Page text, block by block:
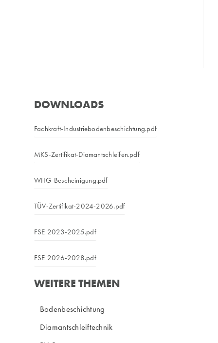
DOWNLOADS
Fachkraft-Industriebodenbeschichtung.pdf
MKS-Zertifikat-Diamantschleifen.pdf
WHG-Bescheinigung.pdf
TÜV-Zertifikat-2024-2026.pdf
FSE 2023-2025.pdf
FSE 2026-2028.pdf
WEITERE THEMEN
Bodenbeschichtung
Diamantschleiftechnik